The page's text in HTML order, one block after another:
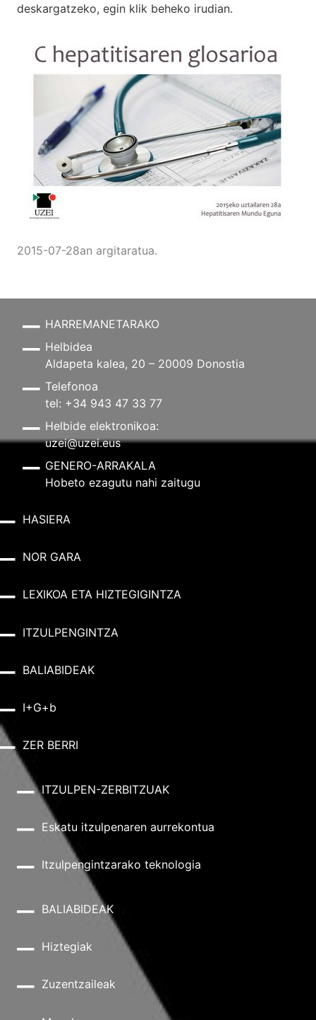
deskargatzeko, egin klik beheko irudian.
2015-07-28an argitaratua.
HARREMANETARAKO
Helbidea
Aldapeta kalea, 20 – 20009 Donostia
Telefonoa
tel: +34 943 47 33 77
Helbide elektronikoa:
uzei@uzei.eus
GENERO-ARRAKALA
Hobeto ezagutu nahi zaitugu
HASIERA
NOR GARA
LEXIKOA ETA HIZTEGIGINTZA
ITZULPENGINTZA
BALIABIDEAK
I+G+b
ZER BERRI
ITZULPEN-ZERBITZUAK
Eskatu itzulpenaren aurrekontua
Itzulpengintzarako teknologia
BALIABIDEAK
Hiztegiak
Zuzentzaileak